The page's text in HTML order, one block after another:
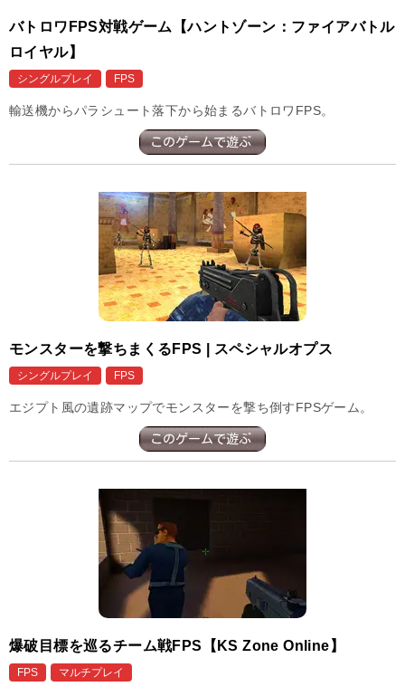
バトロワFPS対戦ゲーム【ハントゾーン：ファイアバトル
ロイヤル】
シングルプレイ FPS
輸送機からパラシュート落下から始まるバトロワFPS。
モンスターを撃ちまくるFPS | スペシャルオプス
シングルプレイ FPS
エジプト風の遺跡マップでモンスターを撃ち倒すFPSゲーム。
爆破目標を巡るチーム戦FPS【KS Zone Online】
FPS マルチプレイ